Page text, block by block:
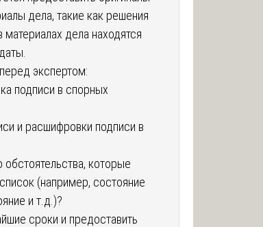
дела, такие как решения
дела находятся
экспертом:
подписи в спорных
и расшифровки подписи в
которые
(например, состояние
и т.д.)?
сроки и предоставить